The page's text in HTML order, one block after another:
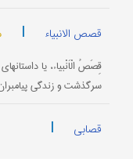
قصص الانبیاء |
قِصَصُ الْاَنْبیاء، یا
سرگذشت و زندگی
قصابی |